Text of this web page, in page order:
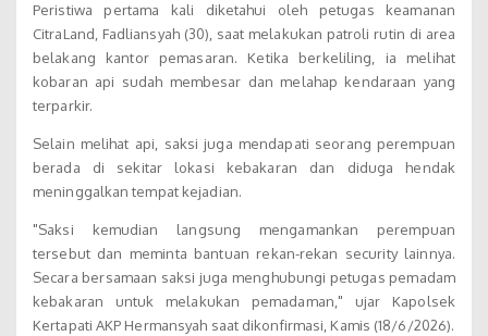
Peristiwa pertama kali diketahui oleh petugas keamanan
CitraLand, Fadliansyah (30), saat melakukan patroli rutin di area
belakang kantor pemasaran. Ketika berkeliling, ia melihat
kobaran api sudah membesar dan melahap kendaraan yang
terparkir.
Selain melihat api, saksi juga mendapati seorang perempuan
berada di sekitar lokasi kebakaran dan diduga hendak
meninggalkan tempat kejadian.
"Saksi kemudian langsung mengamankan perempuan
tersebut dan meminta bantuan rekan-rekan security lainnya.
Secara bersamaan saksi juga menghubungi petugas pemadam
kebakaran untuk melakukan pemadaman," ujar Kapolsek
Kertapati AKP Hermansyah saat dikonfirmasi, Kamis (18/6/2026).